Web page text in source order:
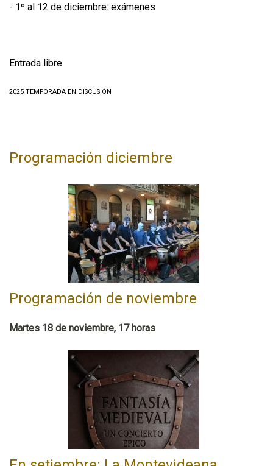
- 1º al 12 de diciembre: exámenes
Entrada libre
2025 TEMPORADA EN DISCUSIÓN
Programación diciembre
Programación de noviembre
Martes 18 de noviembre, 17 horas